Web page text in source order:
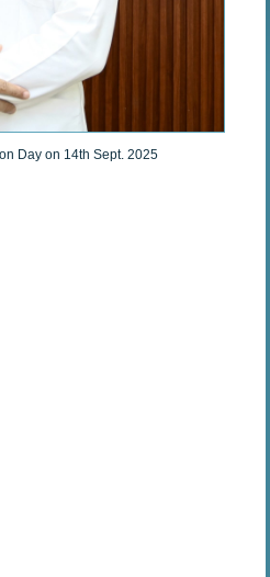
Day on 14th Sept. 2025